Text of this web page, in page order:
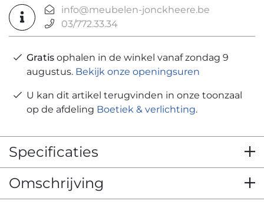
info@meubelen-jonckheere.be
03/772.33.34
Gratis ophalen in de winkel vanaf zondag 9
augustus. Bekijk onze openingsuren
U kan dit artikel terugvinden in onze toonzaal
op de afdeling Boetiek & verlichting.
Specificaties
Omschrijving